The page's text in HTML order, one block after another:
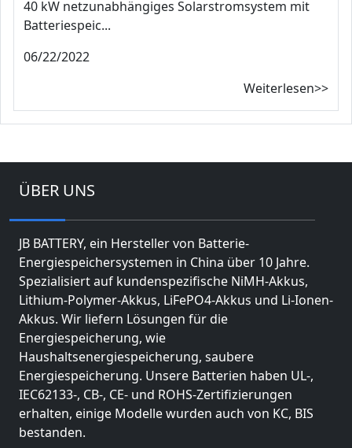
40 kW netzunabhängiges Solarstromsystem mit
Batteriespeic...
06/22/2022
Weiterlesen>>
ÜBER UNS
JB BATTERY, ein Hersteller von Batterie-
Energiespeichersystemen in China über 10 Jahre.
Spezialisiert auf kundenspezifische NiMH-Akkus,
Lithium-Polymer-Akkus, LiFePO4-Akkus und Li-Ionen-
Akkus. Wir liefern Lösungen für die
Energiespeicherung, wie
Haushaltsenergiespeicherung, saubere
Energiespeicherung. Unsere Batterien haben UL-,
IEC62133-, CB-, CE- und ROHS-Zertifizierungen
erhalten, einige Modelle wurden auch von KC, BIS
bestanden.